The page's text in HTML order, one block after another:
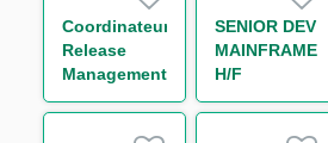
Coordinateur
Release
Management
H/F
SENIOR DEV
MAINFRAME
H/F